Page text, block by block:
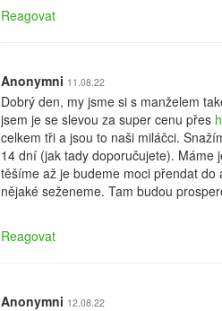
Reagovat
Anonymni 11.08.22
Dobrý den, my jsme si s manželem
jsem je se slevou za super cenu přes
celkem tři a jsou to naši miláčci.
14 dní (jak tady doporučujete). Máme
těšíme až je budeme moci přendat do
nějaké seženeme. Tam budou
Reagovat
Anonymni 12.08.22